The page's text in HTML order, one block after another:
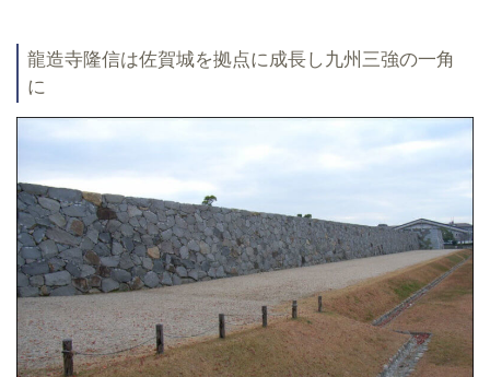
龍造寺隆信は佐賀城を拠点に成長し九州三強の一角
に